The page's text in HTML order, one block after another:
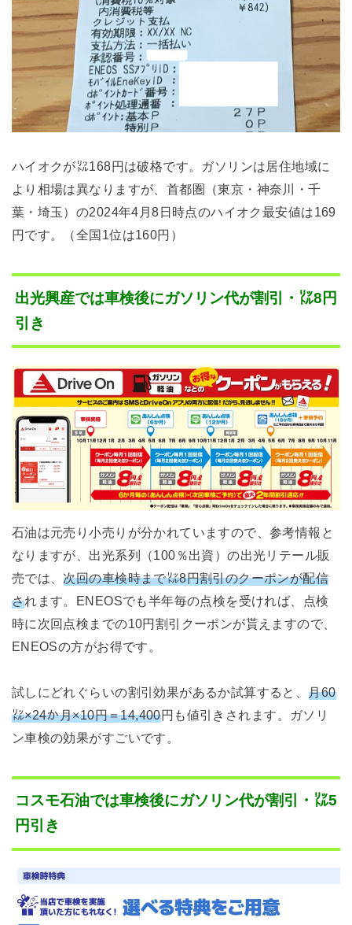
ハイオクが㍑168円は破格です。ガソリンは居住地域に
より相場は異なりますが、首都圏（東京・神奈川・千
葉・埼玉）の2024年4月8日時点のハイオク最安値は169
円です。（全国1位は160円）
出光興産では車検後にガソリン代が割引・㍑8円
引き
石油は元売り小売りが分かれていますので、参考情報と
なりますが、出光系列（100％出資）の出光リテール販
売では、 次回の車検時まで㍑8円割引のクーポンが配信
されます。ENEOSでも半年毎の点検を受ければ、点検
時に次回点検までの10円割引クーポンが貰えますので、
ENEOSの方がお得です。
試しにどれぐらいの割引効果があるか試算すると、 月60
㍑×24か月×10円＝14,400円も値引きされます。ガソリ
ン車検の効果がすごいです。
コスモ石油では車検後にガソリン代が割引・㍑5
円引き